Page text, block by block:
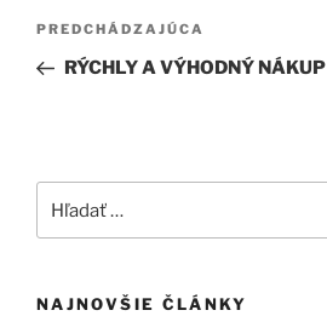
Navigácia
článku
Predchádzajúci
článok
PREDCHÁDZAJÚCA
RÝCHLY A VÝHODNÝ NÁKUP
NAJNOVŠIE ČLÁNKY